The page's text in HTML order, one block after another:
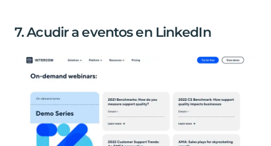
7. Acudir a eventos en LinkedIn